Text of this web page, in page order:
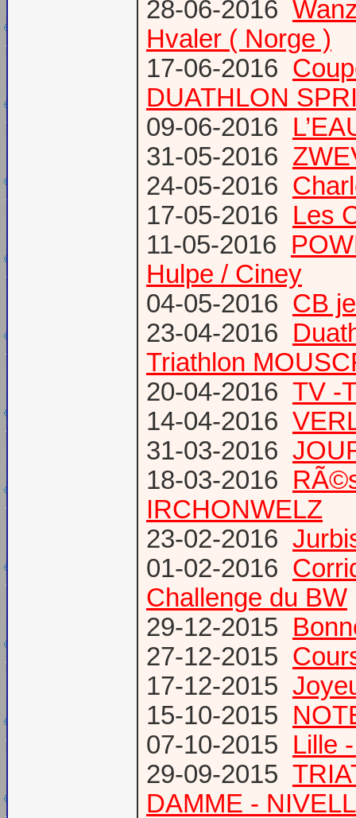
28-06-2016
Hvaler ( Norge )
17-06-2016
DUATHLON
09-06-2016
31-05-2016
24-05-2016
17-05-2016 Les
11-05-2016
Hulpe / Ciney
04-05-2016 CB
23-04-2016
Triathlon
20-04-2016 TV -
14-04-2016
31-03-2016
18-03-2016
IRCHONWELZ
23-02-2016
01-02-2016
Challenge du BW
29-12-2015
27-12-2015
17-12-2015
15-10-2015
07-10-2015 Lille
29-09-2015
DAMME -